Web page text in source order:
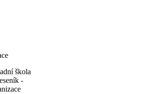
škola
-